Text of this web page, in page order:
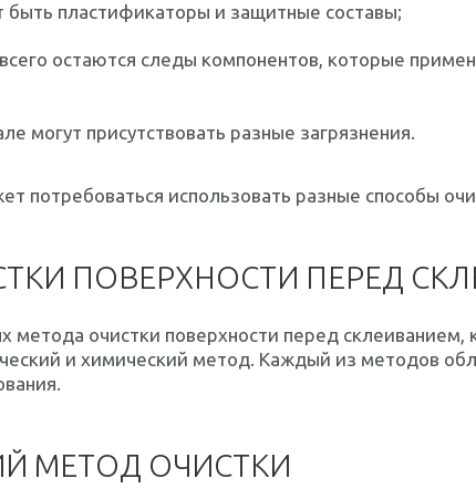
быть пластификаторы и защитные составы;
остаются следы компонентов, которые
могут присутствовать разные загрязнения.
потребоваться использовать разные способы
ПОВЕРХНОСТИ ПЕРЕД
метода очистки поверхности перед склеиванием,
и химический метод. Каждый из методов
МЕТОД ОЧИСТКИ